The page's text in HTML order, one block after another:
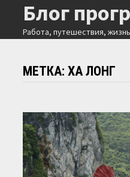
Перейти
содержимому
Блог
Работа, путешествия, жизнь
МЕТКА:ХА ЛОНГ